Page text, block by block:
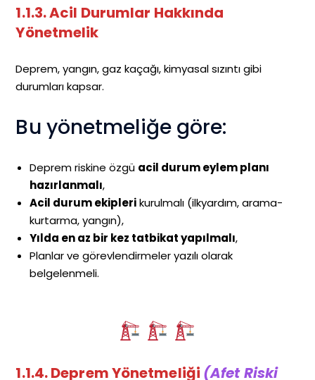
1.1.3. Acil Durumlar Hakkında
Yönetmelik
Deprem, yangın, gaz kaçağı, kimyasal sızıntı gibi
durumları kapsar.
Bu yönetmeliğe göre:
Deprem riskine özgü acil durum eylem planı
hazırlanmalı,
Acil durum ekiplerikurulmalı (ilkyardım, arama-
kurtarma, yangın),
Yılda en az bir kez tatbikat yapılmalı,
Planlar ve görevlendirmeler yazılı olarak
belgelenmeli.
1.1.4. Deprem Yönetmeliği (Afet Riski